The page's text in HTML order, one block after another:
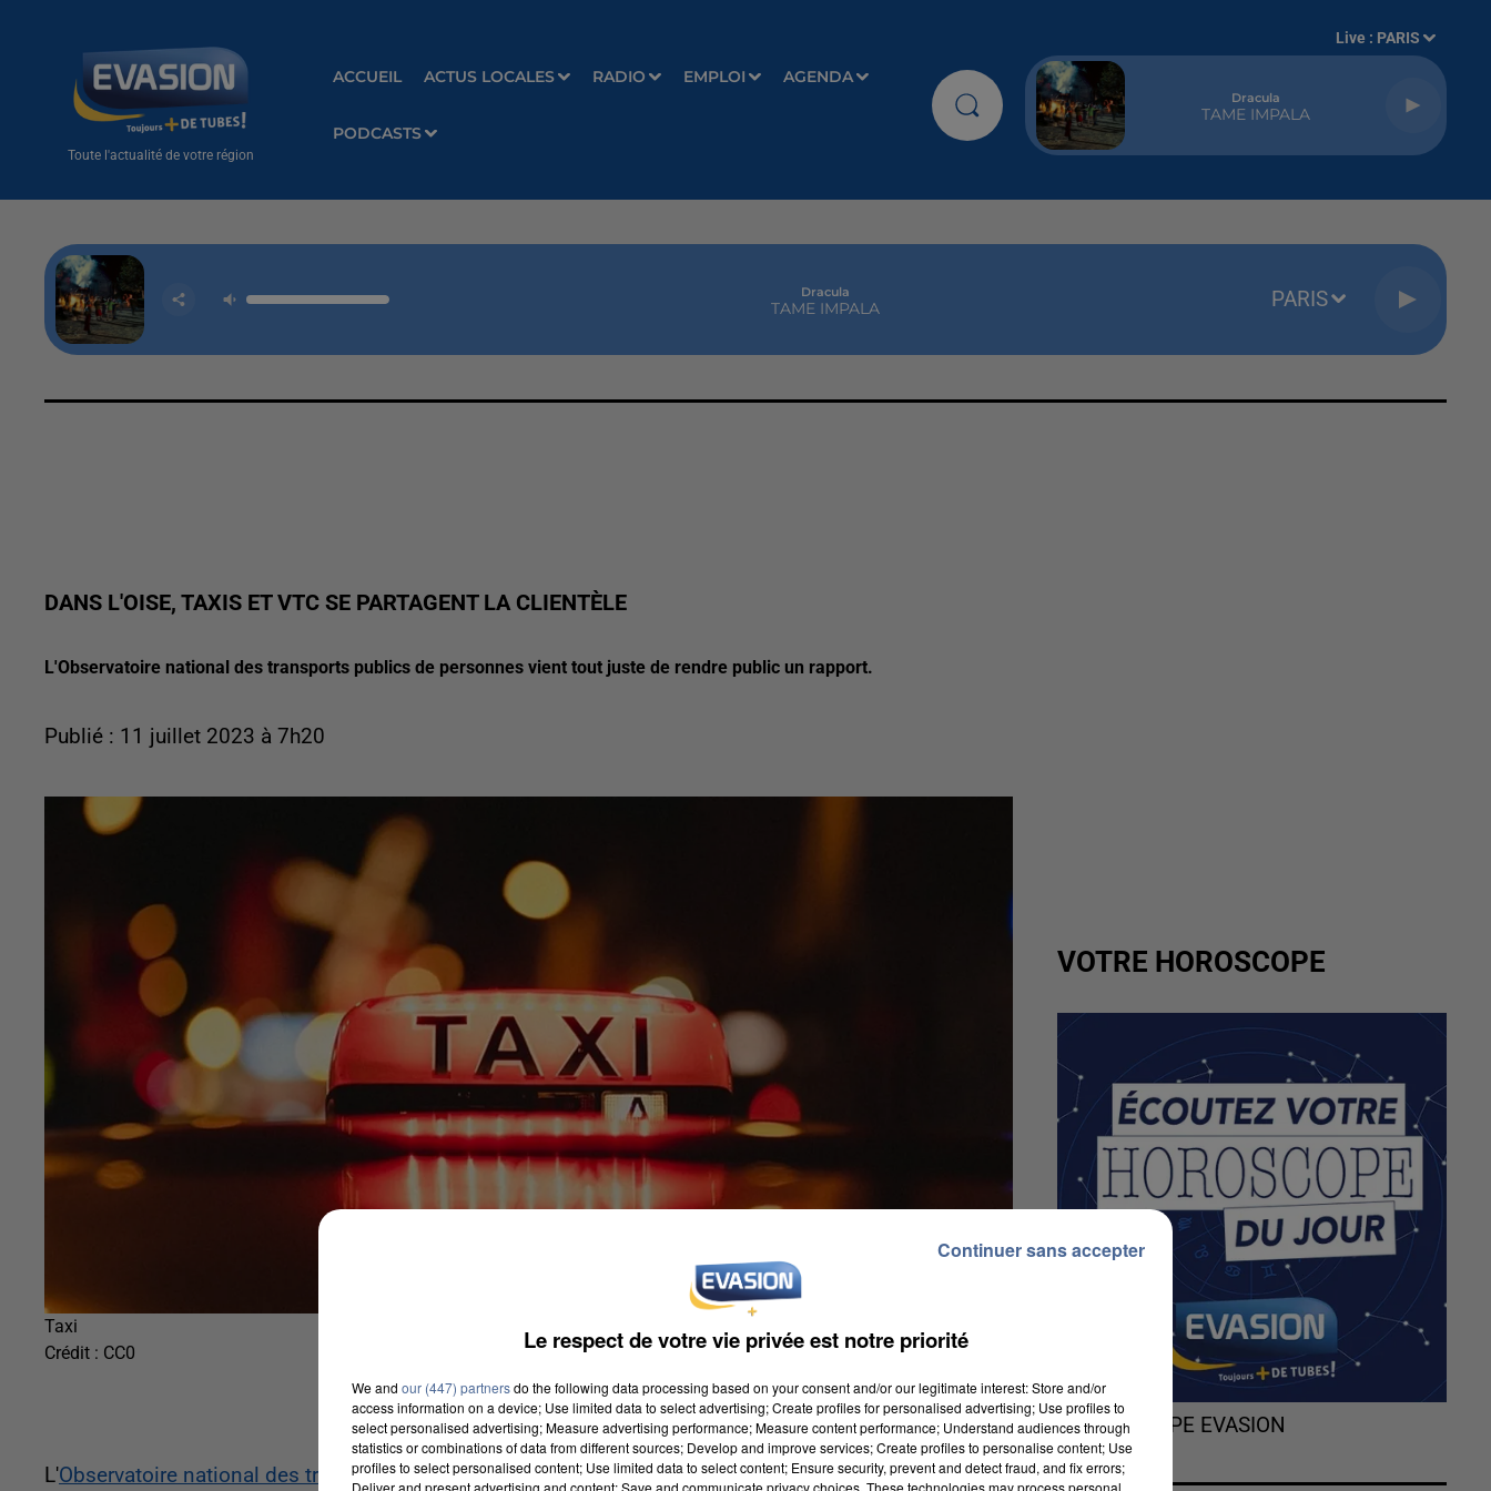
Toute l'actualité de votre région
ACCUEIL ACTUS LOCALES RADIO EMPLOI AGENDA
PODCASTS
Live : PARIS
Dracula
TAME IMPALA
Dracula
TAME IMPALA PARIS
DANS L'OISE, TAXIS ET VTC SE PARTAGENT LA CLIENTÈLE
L'Observatoire national des transports publics de personnes vient tout juste de rendre public un rapport.
Publié : 11 juillet 2023 à 7h20
Taxi
Crédit : CC0
L'Observatoire national des transports publics de personnesvient tout juste de rendre public un
VOTRE HOROSCOPE
L'HOROSCOPE EVASION
Le respect de votre vie privée est notre priorité
We and our (447) partnersdo the following data processing based on your consent and/or our legitimate interest: Store and/or
access information on a device; Use limited data to select advertising; Create profiles for personalised advertising; Use profiles to
select personalised advertising; Measure advertising performance; Measure content performance; Understand audiences through
statistics or combinations of data from different sources; Develop and improve services; Create profiles to personalise content; Use
profiles to select personalised content; Use limited data to select content; Ensure security, prevent and detect fraud, and fix errors;
Deliver and present advertising and content; Save and communicate privacy choices. These technologies may process personal
Continuer sans accepter